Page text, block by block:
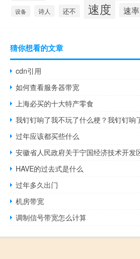
设备 诗人 还不 速度 速率
猜你想看的文章
cdn引用
如何查看服务器带宽
上海必买的十大特产零食
过年应该都买些什么
HAVE的过去式是什么
过年多久出门
机房带宽
调制信号带宽怎么计算